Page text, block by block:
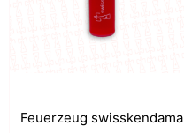
Feuerzeug swisskendama